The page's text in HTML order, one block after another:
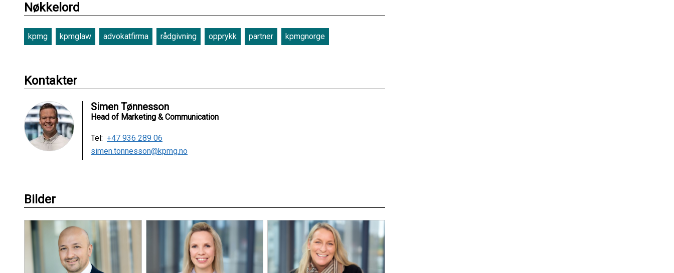
Nøkkelord
kpmg kpmglaw advokatfirma rådgivning opprykk partner kpmgnorge
Kontakter
Simen Tønnesson
Head of Marketing & Communication
Tel: +47 936 289 06
simen.tonnesson@kpmg.no
Bilder